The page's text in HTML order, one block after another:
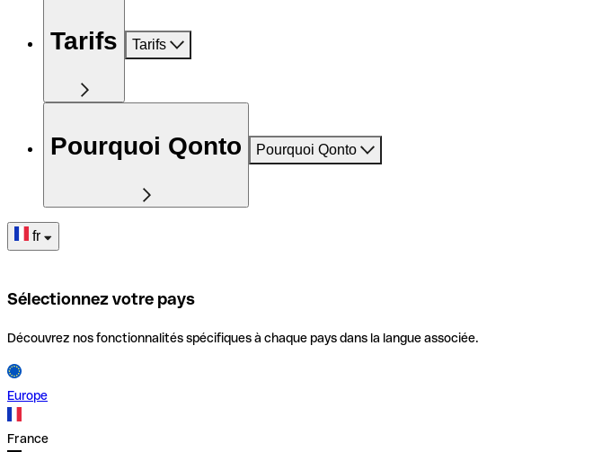
Tarifs Tarifs
Pourquoi Qonto Pourquoi Qonto
fr
Sélectionnez votre pays
Découvrez nos fonctionnalités spécifiques à chaque pays dans la langue associée.
Europe
France